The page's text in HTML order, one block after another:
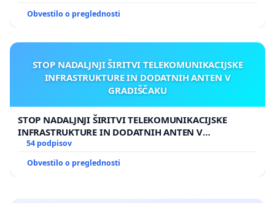
Obvestilo o preglednosti
STOP NADALJNJI ŠIRITVI TELEKOMUNIKACIJSKE
INFRASTRUKTURE IN DODATNIH ANTEN V
GRADIŠČAKU
STOP NADALJNJI ŠIRITVI TELEKOMUNIKACIJSKE
INFRASTRUKTURE IN DODATNIH ANTEN V
GRADIŠČAKU
54 podpisov
Obvestilo o preglednosti